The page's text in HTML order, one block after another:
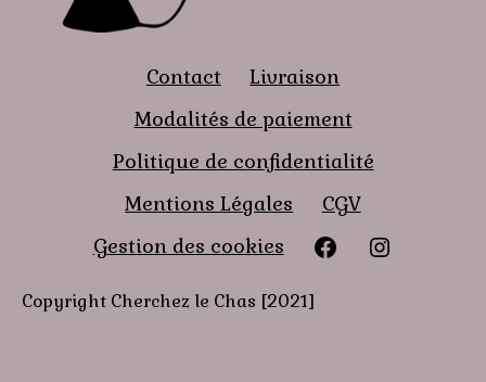
Contact
Livraison
Modalités de paiement
Politique de confidentialité
Mentions Légales
CGV
Gestion des cookies
Facebook
Copyright Cherchez le Chas [2021]